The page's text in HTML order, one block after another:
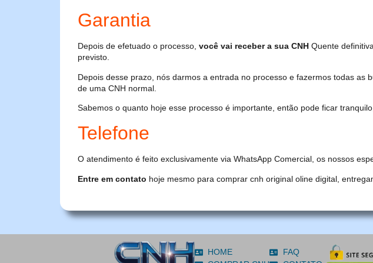
Garantia
Depois de efetuado o processo, você vai receber a sua CNH Quente
previsto.
Depois desse prazo, nós darmos a entrada no processo e fazermos todas
de uma CNH normal.
Sabemos o quanto hoje esse processo é importante, então pode ficar
Telefone
O atendimento é feito exclusivamente via WhatsApp Comercial, os nossos
Entre em contato hoje mesmo para comprar cnh original oline digital,
HOME
FAQ